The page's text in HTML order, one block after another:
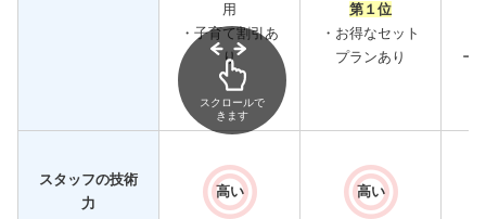
用
・子育て割引あ
り
第１位
・お得なセット
プランあり
ー
スタッフの技術
力
高い 高い
スクロールで
きます